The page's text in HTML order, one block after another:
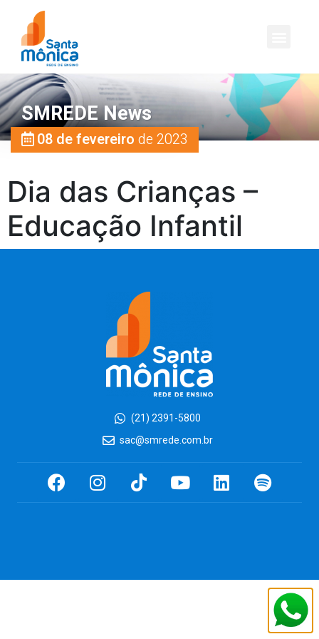
SMREDE News
08 de fevereiro de 2023
Dia das Crianças –
Educação Infantil
(21) 2391-5800
sac@smrede.com.br